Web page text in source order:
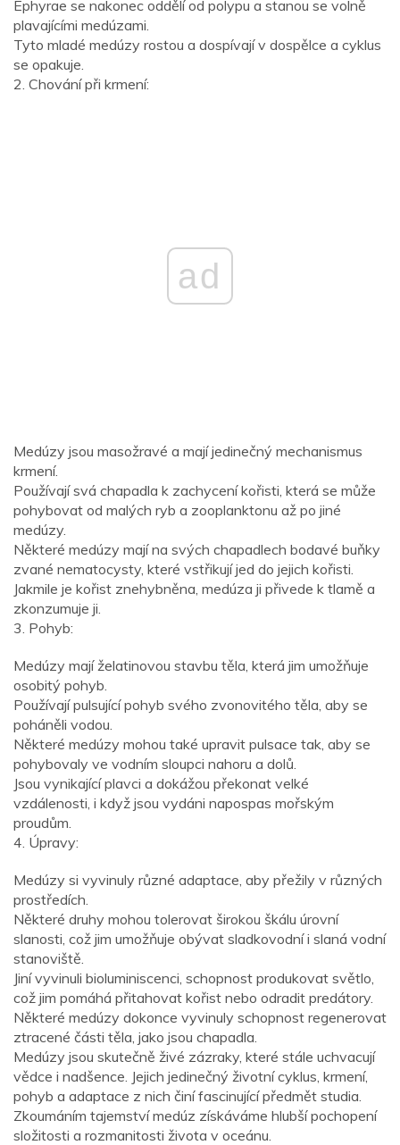
Ephyrae se nakonec oddělí od polypu a stanou se volně
plavajícími medúzami.
Tyto mladé medúzy rostou a dospívají v dospělce a cyklus
se opakuje.
2. Chování při krmení:
ad
Medúzy jsou masožravé a mají jedinečný mechanismus
krmení.
Používají svá chapadla k zachycení kořisti, která se může
pohybovat od malých ryb a zooplanktonu až po jiné
medúzy.
Některé medúzy mají na svých chapadlech bodavé buňky
zvané nematocysty, které vstřikují jed do jejich kořisti.
Jakmile je kořist znehybněna, medúza ji přivede k tlamě a
zkonzumuje ji.
3. Pohyb:
Medúzy mají želatinovou stavbu těla, která jim umožňuje
osobitý pohyb.
Používají pulsující pohyb svého zvonovitého těla, aby se
poháněli vodou.
Některé medúzy mohou také upravit pulsace tak, aby se
pohybovaly ve vodním sloupci nahoru a dolů.
Jsou vynikající plavci a dokážou překonat velké
vzdálenosti, i když jsou vydáni napospas mořským
proudům.
4. Úpravy:
Medúzy si vyvinuly různé adaptace, aby přežily v různých
prostředích.
Některé druhy mohou tolerovat širokou škálu úrovní
slanosti, což jim umožňuje obývat sladkovodní i slaná vodní
stanoviště.
Jiní vyvinuli bioluminiscenci, schopnost produkovat světlo,
což jim pomáhá přitahovat kořist nebo odradit predátory.
Některé medúzy dokonce vyvinuly schopnost regenerovat
ztracené části těla, jako jsou chapadla.
Medúzy jsou skutečně živé zázraky, které stále uchvacují
vědce i nadšence. Jejich jedinečný životní cyklus, krmení,
pohyb a adaptace z nich činí fascinující předmět studia.
Zkoumáním tajemství medúz získáváme hlubší pochopení
složitosti a rozmanitosti života v oceánu.